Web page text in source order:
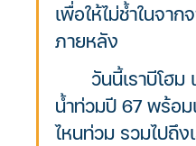
เพื่อให้ไม่ช้ำในจา
ภายหลัง
น้ำท่วมปี 67 พร้อม
ไหนท่วม รวมไปถึ